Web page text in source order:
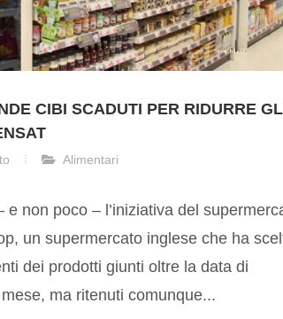
CIBI SCADUTI PER RIDURRE
Alimentari
e non poco – l’iniziativa del
un supermercato inglese che ha
dei prodotti giunti oltre la data di
ma ritenuti comunque...